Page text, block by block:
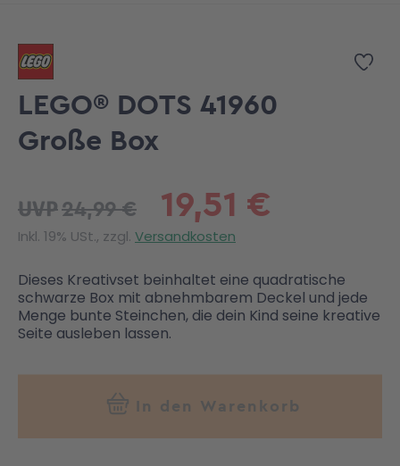
Zur
LEGO® DOTS 41960
Große Box
19,51 €
UVP24,99 €
Inkl. 19% USt., zzgl. Versandkosten
Dieses Kreativset beinhaltet eine quadratische
schwarze Box mit abnehmbarem Deckel und jede
Menge bunte Steinchen, die dein Kind seine kreative
Seite ausleben lassen.
In den Warenkorb